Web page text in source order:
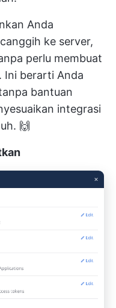
Anda
ke server,
perlu membuat
Ini berarti Anda
bantuan
integrasi
🙌